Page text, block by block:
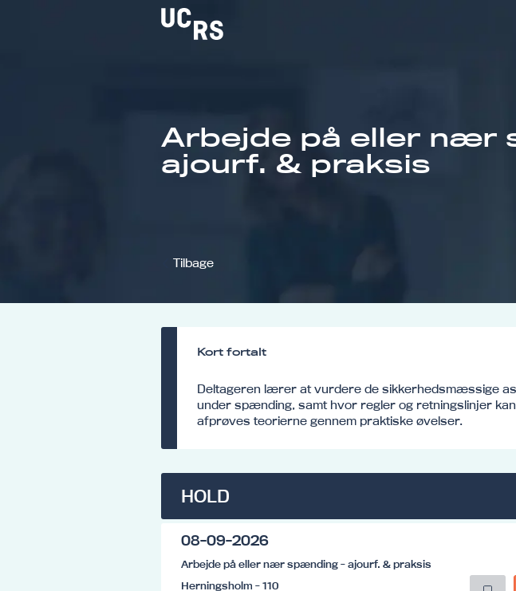
Arbejde på eller nær
ajourf. & praksis
Tilbage
Kort fortalt
Deltageren lærer at vurdere de sikkerhedsmæssige
under spænding, samt hvor regler og retningslinjer
afprøves teorierne gennem praktiske øvelser.
HOLD
08-09-2026
Arbejde på eller nær spænding - ajourf. & praksis
Herningsholm - 110